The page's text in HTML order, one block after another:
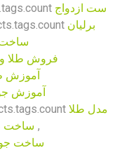
ست ازدواج
برلیان
فروش طلا و
آموزش
آموزش
مدل طلا
, ساخت
ساخت